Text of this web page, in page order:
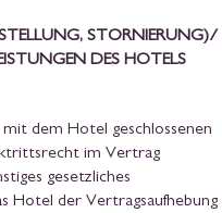
STORNIERUNG)/
DES HOTELS
dem Hotel geschlossenen
im Vertrag
gesetzliches
Hotel der Vertragsaufhebung